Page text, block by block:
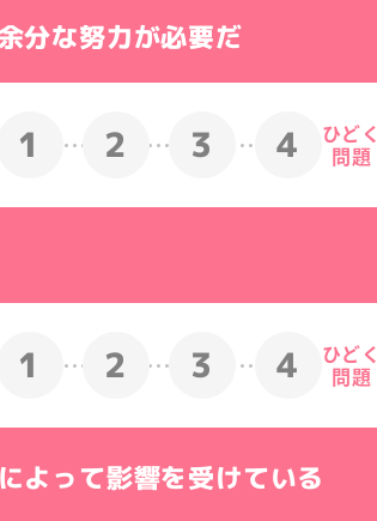
分な努力が必要だ
1 2 3 4 ひどく
問題
1 2 3 4 ひどく
問題
よって影響を受けている
で購入
ショッピングで購入